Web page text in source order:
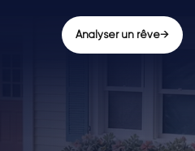
Analyser un rêve→